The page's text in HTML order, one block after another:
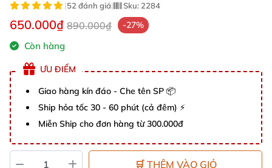
|52 đánh giá| Sku: 2284
650.000₫ 890.000₫ -27%
Còn hàng
ƯU ĐIỂM
Giao hàng kín đáo - Che tên SP 📦
Ship hỏa tốc 30 - 60 phút (cả đêm) ⚡
Miễn Ship cho đơn hàng từ 300.000đ
🛒 THÊM VÀO GIỎ